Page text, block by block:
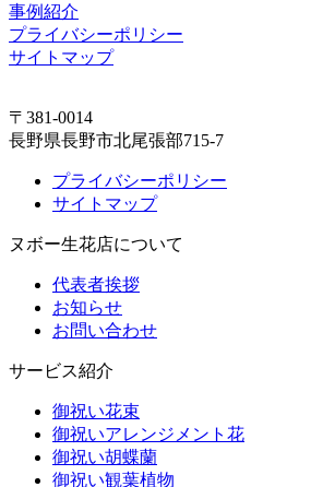
事例紹介
プライバシーポリシー
サイトマップ
〒381-0014
長野県長野市北尾張部715-7
プライバシーポリシー
サイトマップ
ヌボー生花店について
代表者挨拶
お知らせ
お問い合わせ
サービス紹介
御祝い花束
御祝いアレンジメント花
御祝い胡蝶蘭
御祝い観葉植物